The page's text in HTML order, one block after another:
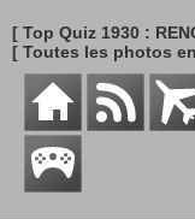
[ Top Quiz 1930 :
[ Toutes les photos